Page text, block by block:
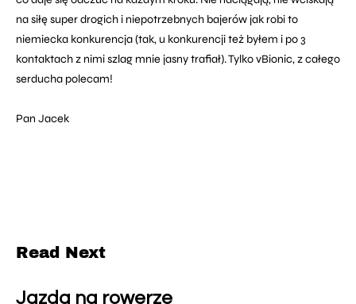
na siłę super drogich i niepotrzebnych bajerów jak robi to
niemiecka konkurencja (tak, u konkurencji też byłem i po 3
kontaktach z nimi szlag mnie jasny trafiał). Tylko vBionic, z całego
serducha polecam!
Pan Jacek
Read Next
Jazda na rowerze